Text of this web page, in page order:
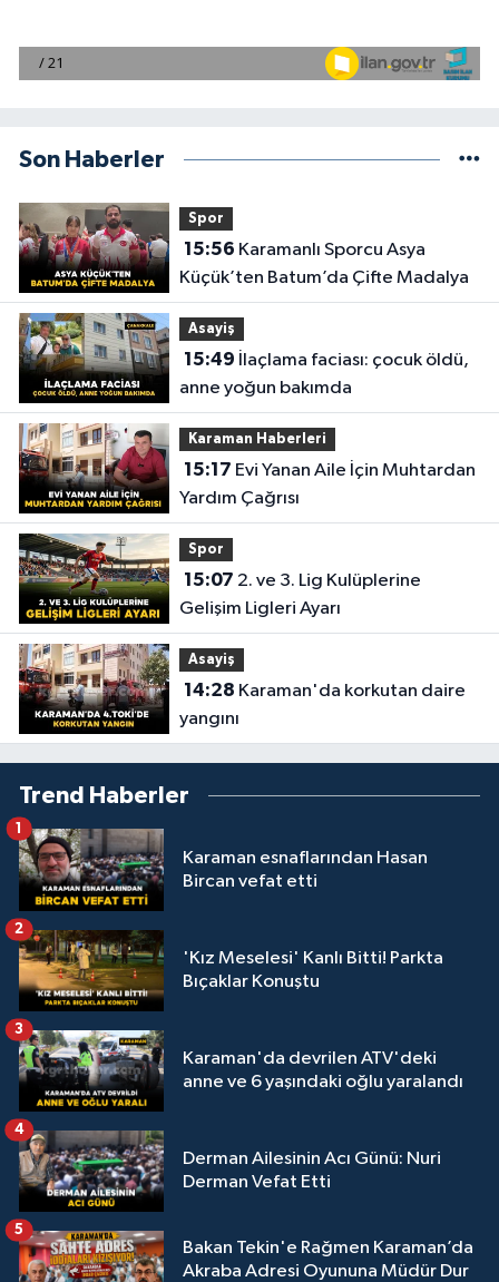
Son Haberler
Spor
15:56
Küçük’ten Batum’da Çifte Madalya
Asayiş
15:49
anne yoğun bakımda
Karaman Haberleri
15:17
Yardım Çağrısı
Spor
15:07
Gelişim Ligleri Ayarı
Asayiş
14:28
yangını
Trend Haberler
Karaman esnaflarından Hasan
Bircan vefat etti
1
'Kız Meselesi' Kanlı Bitti! Parkta
Bıçaklar Konuştu
2
Karaman'da devrilen ATV'deki
anne ve 6 yaşındaki oğlu yaralandı
3
Derman Ailesinin Acı Günü: Nuri
Derman Vefat Etti
4
Bakan Tekin'e Rağmen Karaman’da
Akraba Adresi Oyununa Müdür Dur
5